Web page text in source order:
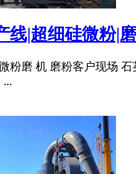
线|超细硅微粉|
粉磨 机 磨粉客户现场
...